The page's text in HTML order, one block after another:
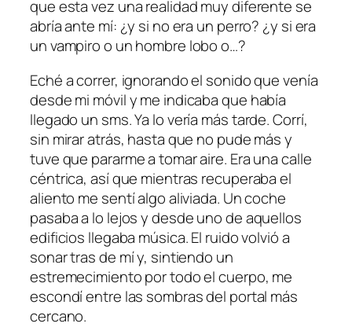
que esta vez una realidad muy diferente se
abría ante mí: ¿y si no era un perro? ¿y si era
un vampiro o un hombre lobo o…?
Eché a correr, ignorando el sonido que venía
desde mi móvil y me indicaba que había
llegado un sms. Ya lo vería más tarde. Corrí,
sin mirar atrás, hasta que no pude más y
tuve que pararme a tomar aire. Era una calle
céntrica, así que mientras recuperaba el
aliento me sentí algo aliviada. Un coche
pasaba a lo lejos y desde uno de aquellos
edificios llegaba música. El ruido volvió a
sonar tras de mí y, sintiendo un
estremecimiento por todo el cuerpo, me
escondí entre las sombras del portal más
cercano.